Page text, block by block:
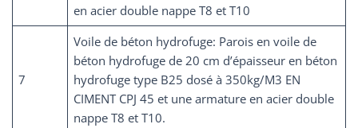
en acier double nappe T8 et T10
7
Voile de béton hydrofuge: Parois en voile de
béton hydrofuge de 20 cm d’épaisseur en béton
hydrofuge type B25 dosé à 350kg/M3 EN
CIMENT CPJ 45 et une armature en acier double
nappe T8 et T10.